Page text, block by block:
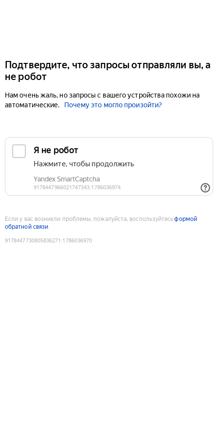
Подтвердите, что запросы отправляли вы, а
не робот
Нам очень жаль, но запросы с вашего устройства похожи на
автоматические.
Почему это могло произойти?
Если у вас возникли проблемы, пожалуйста, воспользуйтесьформой
обратной связи
9178447730805836271 :1786036970